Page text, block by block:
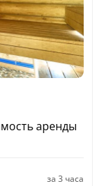
аренды
за 3 часа